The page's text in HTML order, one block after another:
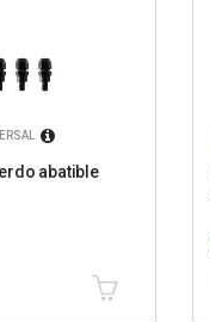
abatible